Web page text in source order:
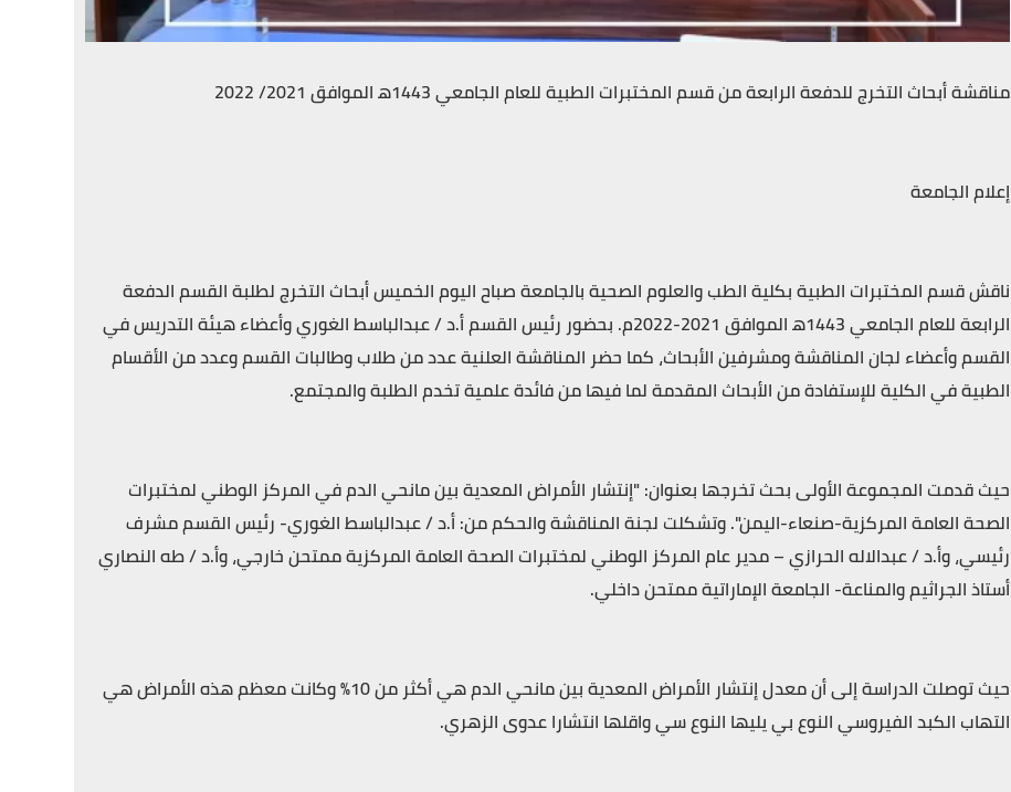
مناقشة أبحاث التخرج للدفعة الرابعة من قسم المختبرات الطبية للعام الجامعي 1443ه‍ الموافق 2021/ 2022
إعلام الجامعة
ناقش قسم المختبرات الطبية بكلية الطب والعلوم الصحية بالجامعة صباح اليوم الخميس أبحاث التخرج لطلبة القسم الدفعة
الرابعة للعام الجامعي 1443ه‍ الموافق 2021-2022م. بحضور رئيس القسم أ.د / عبدالباسط الغوري وأعضاء هيئة التدريس في
القسم وأعضاء لجان المناقشة ومشرفين الأبحاث، كما حضر المناقشة العلنية عدد من طلاب وطالبات القسم وعدد من الأقسام
الطبية في الكلية للإستفادة من الأبحاث المقدمة لما فيها من فائدة علمية تخدم الطلبة والمجتمع.
حيث قدمت المجموعة الأولى بحث تخرجها بعنوان: "إنتشار الأمراض المعدية بين مانحي الدم في المركز الوطني لمختبرات
الصحة العامة المركزية-صنعاء-اليمن". وتشكلت لجنة المناقشة والحكم من: أ.د / عبدالباسط الغوري- رئيس القسم مشرف
رئيسي، وأ.د / عبدالاله الحرازي – مدير عام المركز الوطني لمختبرات الصحة العامة المركزية ممتحن خارجي، وأ.د / طه النصاري
أستاذ الجراثيم والمناعة- الجامعة الإماراتية ممتحن داخلي.
حيث توصلت الدراسة إلى أن معدل إنتشار الأمراض المعدية بين مانحي الدم هي أكثر من 10% وكانت معظم هذه الأمراض هي
التهاب الكبد الفيروسي النوع بي يليها النوع سي واقلها انتشارا عدوى الزهري.